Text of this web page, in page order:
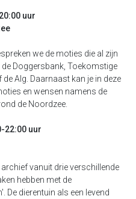
uur
we de moties die al zijn
Doggersbank, Toekomstige
Alg. Daarnaast kan je in deze
en wensen namens de
de Noordzee.
22:00 uur
vanuit drie verschillende
hebben met de
De dierentuin als een levend